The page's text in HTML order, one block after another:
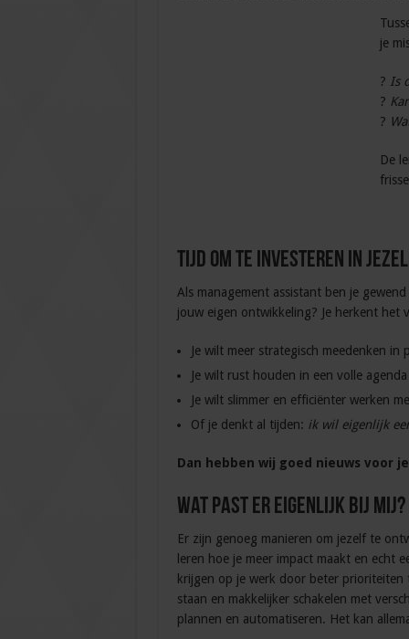
je
? Is
?
?
De
Tijd om te investeren in
Als management assistant ben je
jouw eigen ontwikkeling? Je herkent het
Je wilt meer strategisch meedenken in
Je wilt rust houden in een volle agenda
Je wilt slimmer en efficiënter werken
Of je denkt al tijden: ik wil eigenlijk
Dan hebben wij goed nieuws voor
Wat past er eigenlijk bij mij?
Er zijn genoeg manieren om jezelf te
leren hoe je meer impact maakt en echt
krijgen op je werk door beter prioriteiten
staan en makkelijker schakelen met
plannen en automatiseren. Het kan